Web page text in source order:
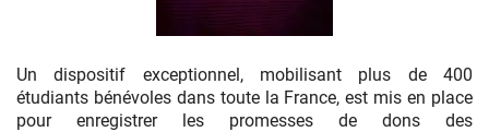
+de
Vie
Un dispositif exceptionnel, mobilisant plus de 400
étudiants bénévoles dans toute la France, est mis en place
pour enregistrer les promesses de dons des